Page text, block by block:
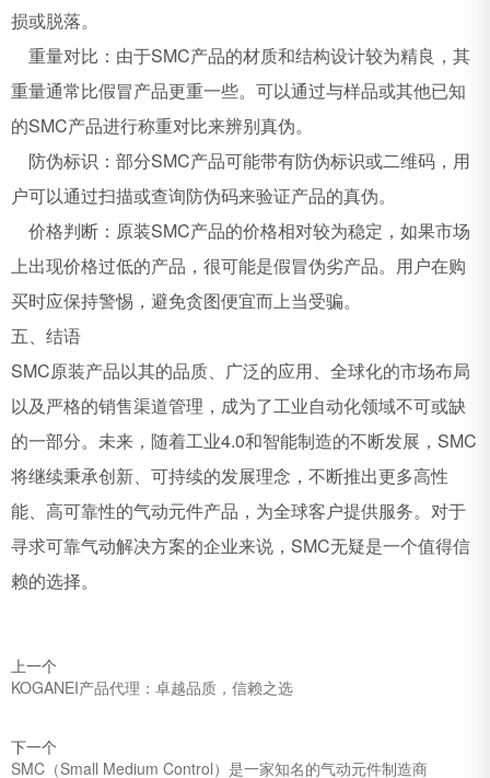
损或脱落。
重量对比：由于SMC产品的材质和结构设计较为精良，其
重量通常比假冒产品更重一些。可以通过与样品或其他已知
的SMC产品进行称重对比来辨别真伪。
防伪标识：部分SMC产品可能带有防伪标识或二维码，用
户可以通过扫描或查询防伪码来验证产品的真伪。
价格判断：原装SMC产品的价格相对较为稳定，如果市场
上出现价格过低的产品，很可能是假冒伪劣产品。用户在购
买时应保持警惕，避免贪图便宜而上当受骗。
五、结语
SMC原装产品以其的品质、广泛的应用、全球化的市场布局
以及严格的销售渠道管理，成为了工业自动化领域不可或缺
的一部分。未来，随着工业4.0和智能制造的不断发展，SMC
将继续秉承创新、可持续的发展理念，不断推出更多高性
能、高可靠性的气动元件产品，为全球客户提供服务。对于
寻求可靠气动解决方案的企业来说，SMC无疑是一个值得信
赖的选择。
上一个
KOGANEI产品代理：卓越品质，信赖之选‌
下一个
SMC（Small Medium Control）是一家知名的气动元件制造商